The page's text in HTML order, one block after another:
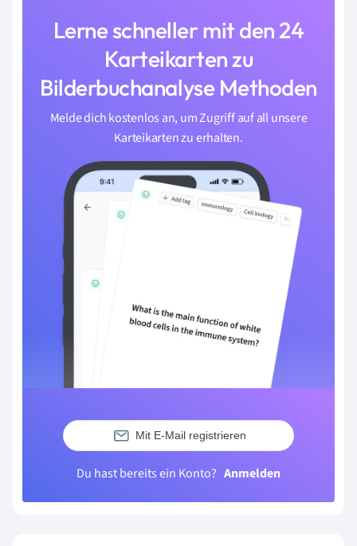
Lerne schneller mit den 24
Karteikarten zu
Bilderbuchanalyse Methoden
Melde dich kostenlos an, um Zugriff auf all unsere
Karteikarten zu erhalten.
Mit E-Mail registrieren
Du hast bereits ein Konto? Anmelden